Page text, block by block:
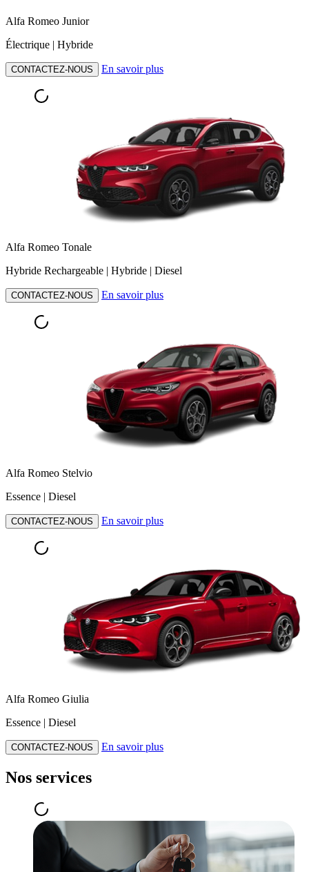
Alfa Romeo Junior
Électrique | Hybride
CONTACTEZ-NOUS En savoir plus
Alfa Romeo Tonale
Hybride Rechargeable | Hybride | Diesel
CONTACTEZ-NOUS En savoir plus
Alfa Romeo Stelvio
Essence | Diesel
CONTACTEZ-NOUS En savoir plus
Alfa Romeo Giulia
Essence | Diesel
CONTACTEZ-NOUS En savoir plus
Nos services